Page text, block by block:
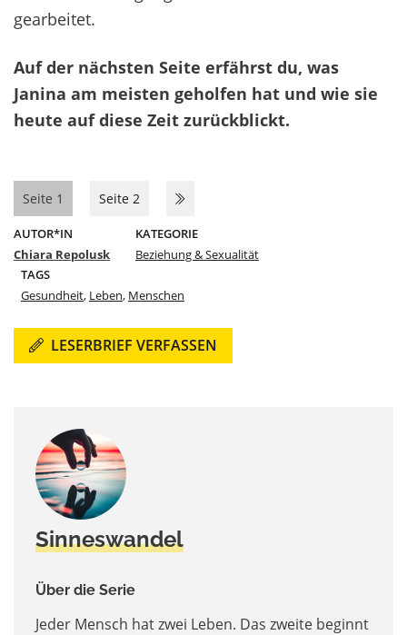
gearbeitet.
Auf der nächsten Seite erfährst du, was
Janina am meisten geholfen hat und wie sie
heute auf diese Zeit zurückblickt.
Seite 1 Seite 2
AUTOR*IN
Chiara Repolusk
KATEGORIE
Beziehung & Sexualität
TAGS
Gesundheit, Leben, Menschen
LESERBRIEF VERFASSEN
Sinneswandel
Über die Serie
Jeder Mensch hat zwei Leben. Das zweite beginnt